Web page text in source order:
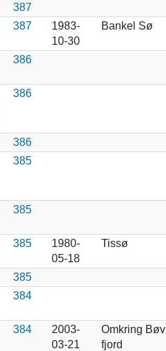
387
387
1983-
10-30
Bankel Sø
386
386
386
385
385
385
1980-
05-18
Tissø
385
384
384
2003-
03-21
Omkring
fjord